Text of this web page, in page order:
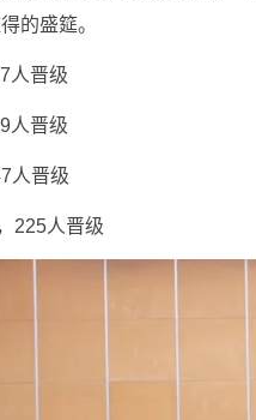
的盛筵。
人晋级
人晋级
人晋级
225人晋级